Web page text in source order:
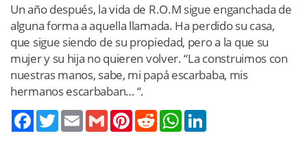
Un año después, la vida de R.O.M sigue enganchada de
alguna forma a aquella llamada. Ha perdido su casa,
que sigue siendo de su propiedad, pero a la que su
mujer y su hija no quieren volver. “La construimos con
nuestras manos, sabe, mi papá escarbaba, mis
hermanos escarbaban… “.
TwitterEmail Gmail PinterestReddit WhatsApp